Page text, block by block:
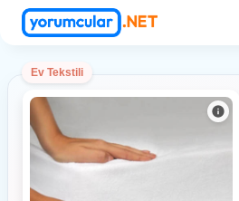
Skip
Ev Tekstili